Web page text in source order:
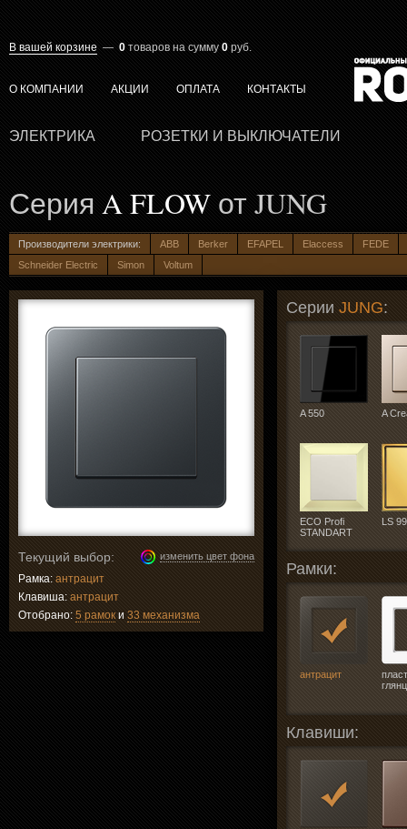
В вашей корзине — 0 товаров на сумму 0 руб.
О КОМПАНИИ АКЦИИ ОПЛАТА КОНТАКТЫ
ЭЛЕКТРИКА РОЗЕТКИ И ВЫКЛЮЧАТЕЛИ
Серия A FLOW от JUNG
Производители электрики: ABB Berker EFAPEL Elaccess
FEDE
Schneider Electric
Simon Voltum
изменить цвет фона
Текущий выбор:
Рамка: антрацит
Клавиша: антрацит
Отобрано: 5 рамок и 33 механизма
Серии JUNG:
A 550 A
ECO Profi
STANDART
LS
Рамки:
антрацит
Клавиши: